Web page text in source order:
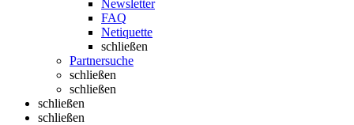
Newsletter
FAQ
Netiquette
schließen
Partnersuche
schließen
schließen
schließen
schließen